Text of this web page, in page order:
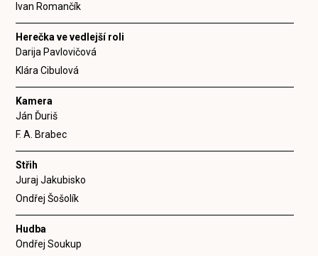
Ivan Romančík
Herečka ve vedlejší roli
Darija Pavlovičová
Klára Cibulová
Kamera
Ján Ďuriš
F. A. Brabec
Střih
Juraj Jakubisko
Ondřej Šošolík
Hudba
Ondřej Soukup